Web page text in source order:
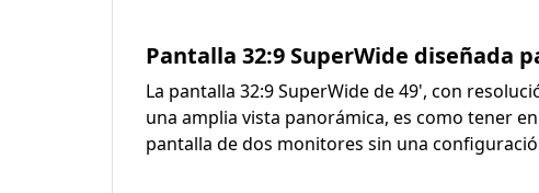
Pantalla 32:9 SuperWide
La pantalla 32:9 SuperWide de 49', con
una amplia vista panorámica, es como tener
pantalla de dos monitores sin una